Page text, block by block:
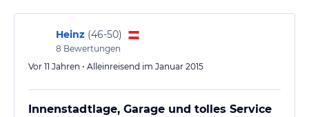
Heinz (46-50)
8 Bewertungen
Vor 11 Jahren • Alleinreisend im Januar 2015
Innenstadtlage, Garage und tolles Service